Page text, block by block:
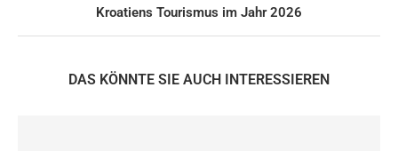
Kroatiens Tourismus im Jahr 2026
DAS KÖNNTE SIE AUCH INTERESSIEREN